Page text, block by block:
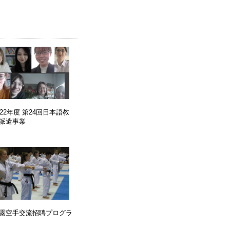
年度 第24回日本語教
遣事業
空手交流招聘プログラ